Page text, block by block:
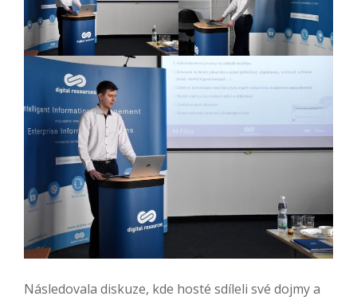
Následovala diskuze, kde hosté sdíleli své dojmy a